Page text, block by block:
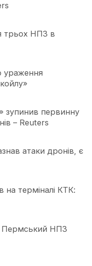
трьох НПЗ в
ураження
зупинив первинну
– Reuters
атаки дронів, є
на терміналі КТК:
Пермський НПЗ